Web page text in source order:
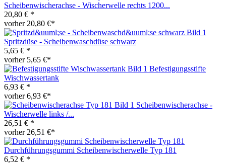
Scheibenwischerachse - Wischerwelle rechts 1200...
20,80 € *
vorher 20,80 €*
Spritzdüse - Scheibenwaschdüse schwarz
5,65 € *
vorher 5,65 €*
Befestigungsstifte
Wischwassertank
6,93 € *
vorher 6,93 €*
Scheibenwischerachse -
Wischerwelle links /...
26,51 € *
vorher 26,51 €*
Durchführungsgummi Scheibenwischerwelle Typ 181
6,52 € *